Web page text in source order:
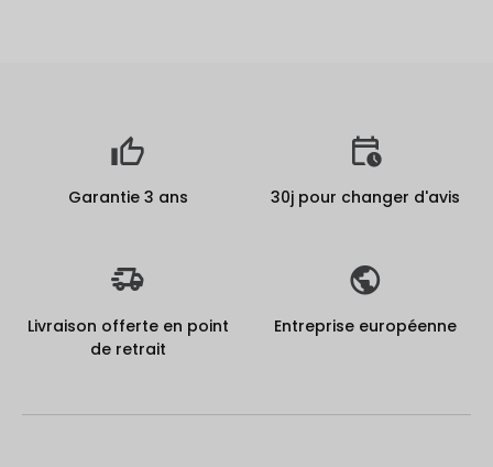
Garantie 3 ans 30j pour changer d'avis
Livraison offerte en point
de retrait
Entreprise européenne